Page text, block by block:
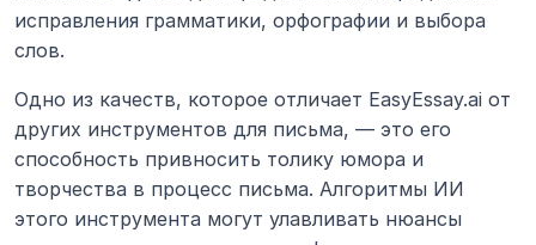
исправления грамматики, орфографии и выбора
слов.
Одно из качеств, которое отличает EasyEssay.ai от
других инструментов для письма, — это его
способность привносить толику юмора и
творчества в процесс письма. Алгоритмы ИИ
этого инструмента могут улавливать нюансы